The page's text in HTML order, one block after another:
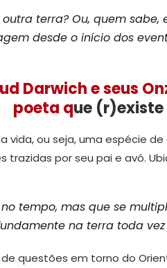
terra? Ou, quem
desde o início dos
Darwich e seus
poeta que (r)existe
vida, ou seja, uma espécie
por seu pai e avô.
tempo, mas que se
na terra toda vez
questões em torno do